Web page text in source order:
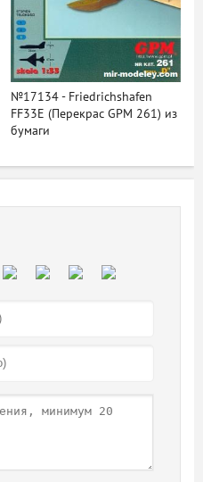
№17134 - Friedrichshafen
FF33E (Перекрас GPM 261) из
бумаги